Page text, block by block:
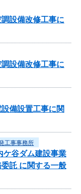
設備改修工事に
設備改修工事に
備設置工事に関
工事事務所
ケ谷ダム建設事業
託 に関する一般